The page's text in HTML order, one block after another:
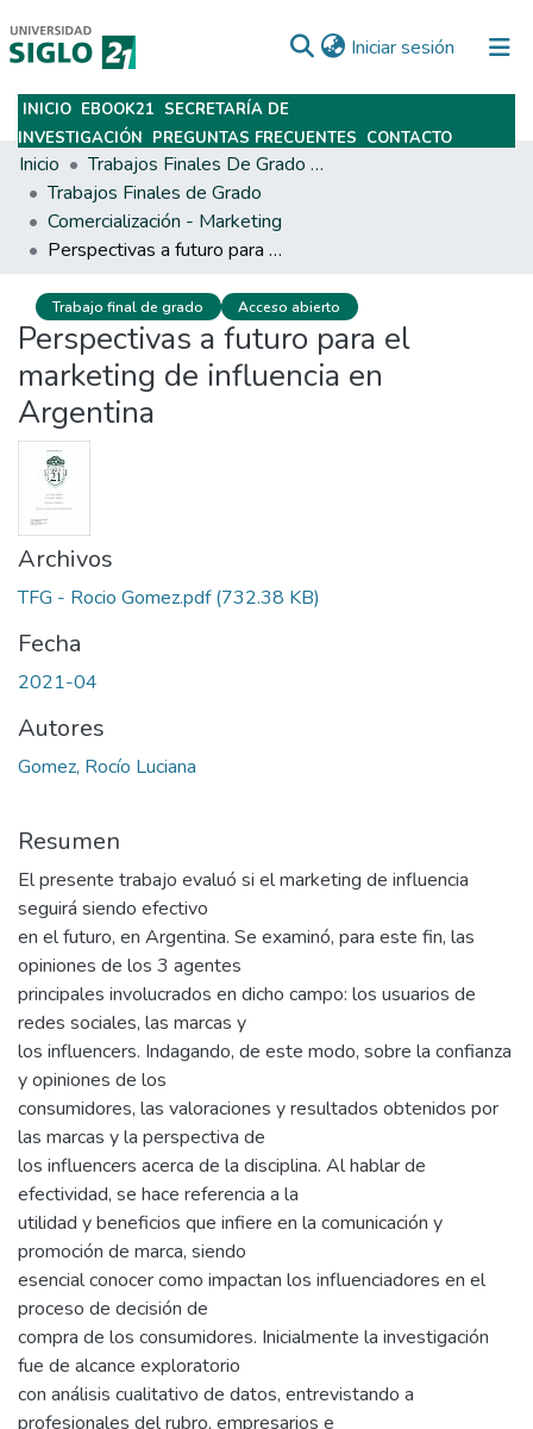
Iniciar sesión (current)
Subir
INICIO EBOOK21 SECRETARÍA DE
INVESTIGACIÓN PREGUNTAS FRECUENTES CONTACTO
Inicio
Trabajos Finales De Grado Y Posgrado
Trabajos Finales de Grado
Comercialización - Marketing
Perspectivas a futuro para el marketing de influencia en Argentina
Trabajo final de grado Acceso abierto
Perspectivas a futuro para el
marketing de influencia en
Argentina
Archivos
TFG - Rocio Gomez.pdf(732.38 KB)
Fecha
2021-04
Autores
Gomez, Rocío Luciana
Resumen
El presente trabajo evaluó si el marketing de influencia
seguirá siendo efectivo
en el futuro, en Argentina. Se examinó, para este fin, las
opiniones de los 3 agentes
principales involucrados en dicho campo: los usuarios de
redes sociales, las marcas y
los influencers. Indagando, de este modo, sobre la confianza
y opiniones de los
consumidores, las valoraciones y resultados obtenidos por
las marcas y la perspectiva de
los influencers acerca de la disciplina. Al hablar de
efectividad, se hace referencia a la
utilidad y beneficios que infiere en la comunicación y
promoción de marca, siendo
esencial conocer como impactan los influenciadores en el
proceso de decisión de
compra de los consumidores. Inicialmente la investigación
fue de alcance exploratorio
con análisis cualitativo de datos, entrevistando a
profesionales del rubro, empresarios e